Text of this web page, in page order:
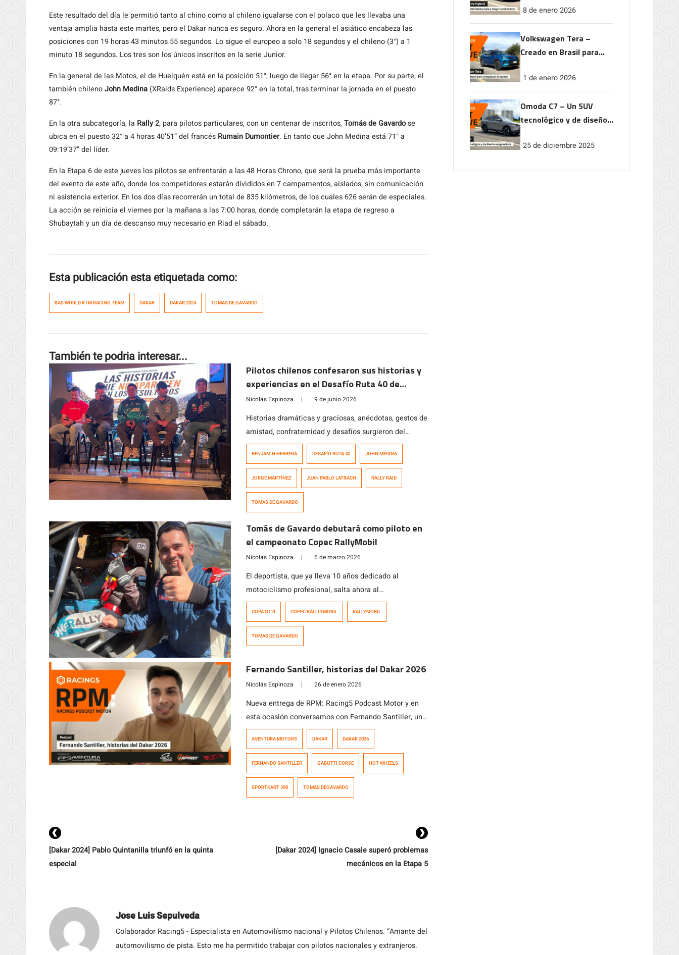
Este resultado del día le permitió tanto al chino como al chileno igualarse con el polaco que les llevaba una
ventaja amplia hasta este martes, pero el Dakar nunca es seguro. Ahora en la general el asiático encabeza las
posiciones con 19 horas 43 minutos 55 segundos. Lo sigue el europeo a solo 18 segundos y el chileno (3°) a 1
minuto 18 segundos. Los tres son los únicos inscritos en la serie Junior.
En la general de las Motos, el de Huelquén está en la posición 51°, luego de llegar 56° en la etapa. Por su parte, el
también chilenoJohn Medina (XRaids Experience) aparece 92° en la total, tras terminar la jornada en el puesto
87°.
En la otra subcategoría, la Rally 2, para pilotos particulares, con un centenar de inscritos,Tomás de Gavardose
ubica en el puesto 32° a 4 horas 40’51” del francés Rumain Dumontier. En tanto que John Medina está 71° a
09:19’37” del líder.
En la Etapa 6 de este jueves los pilotos se enfrentarán a las 48 Horas Chrono, que será la prueba más importante
del evento de este año, donde los competidores estarán divididos en 7 campamentos, aislados, sin comunicación
ni asistencia exterior. En los dos días recorrerán un total de 835 kilómetros, de los cuales 626 serán de especiales.
La acción se reinicia el viernes por la mañana a las 7:00 horas, donde completarán la etapa de regreso a
Shubaytah y un día de descanso muy necesario en Riad el sábado.
Esta publicación esta etiquetada como:
BAS WORLD KTM RACING TEAM DAKAR DAKAR 2024 TOMAS DE GAVARDO
También te podria interesar...
Pilotos chilenos confesaron sus historias y
experiencias en el Desafío Ruta 40 de
Argentina
Nicolás Espinoza | 9 de junio 2026
Historias dramáticas y graciosas, anécdotas, gestos de
amistad, confraternidad y desafíos surgieron del
conversatorio donde participaron cinco de los 11
Campeonato del Mundo de Rally Cross Country la
semana pasada en Argentina durante el Desafío Ruta
40. El evento organizado por los mismos corredores
nacionales se […]
BENJAMIN HERRERA DESAFÍO RUTA 40 JOHN MEDINA
JORGE MARTÍNEZ JUAN PABLO LATRACH RALLY RAID
TOMAS DE GAVARDO
Tomás de Gavardo debutará como piloto en
el campeonato Copec RallyMobil
Nicolás Espinoza | 6 de marzo 2026
El deportista, que ya lleva 10 años dedicado al
motociclismo profesional, salta ahora al
automovilismo, pero sin dejar las motos porque
COPA GT2I COPEC RALLLYMOBIL RALLYMOBIL
TOMAS DE GAVARDO
Fernando Santiller, historias del Dakar 2026
Nicolás Espinoza | 26 de enero 2026
Nueva entrega de RPM: Racing5 Podcast Motor y en
esta ocasión conversamos con Fernando Santiller, un
apasionado de las motos y el motociclismo que
deportivas, lo que le llevó a desempeñarse como
asistente del piloto nacional en el […]
AVENTURA MOTORS DAKAR DAKAR 2026
FERNANDO SANTILLER GABUTTI CORSE HOT WHEELS
SPORTKART 390 TOMAS DEGAVARDO
[Dakar 2024] Pablo Quintanilla triunfó en la quinta
especial
[Dakar 2024] Ignacio Casale superó problemas
mecánicos en la Etapa 5
Jose Luis Sepulveda
Colaborador Racing5 - Especialista en Automovilísmo nacional y Pilotos Chilenos. “Amante del
automovilismo de pista. Esto me ha permitido trabajar con pilotos nacionales y extranjeros.
rendimiento
8 de enero 2026
Volkswagen Tera –
Creado en Brasil para
1 de enero 2026
Omoda C7 – Un SUV
tecnológico y de diseño
25 de diciembre 2025